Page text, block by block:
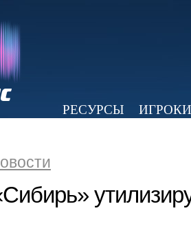
РЕСУРСЫ
ИГРОКИ